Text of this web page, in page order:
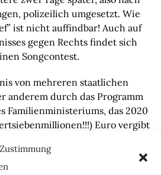
polizeilich umgesetzt. Wie
ist nicht auffindbar! Auch auf
gegen Rechts findet sich
Songcontest.
von mehreren staatlichen
anderem durch das Programm
Familienministeriums, das 2020
Euro vergibt
Amt für Familien und Jugend
die Fördergelder sind, die an